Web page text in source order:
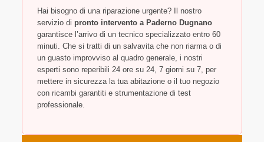
Hai bisogno di una riparazione urgente? Il nostro
servizio di pronto intervento a Paderno Dugnano
garantisce l’arrivo di un tecnico specializzato entro 60
minuti. Che si tratti di un salvavita che non riarma o di
un guasto improvviso al quadro generale, i nostri
esperti sono reperibili 24 ore su 24, 7 giorni su 7, per
mettere in sicurezza la tua abitazione o il tuo negozio
con ricambi garantiti e strumentazione di test
professionale.